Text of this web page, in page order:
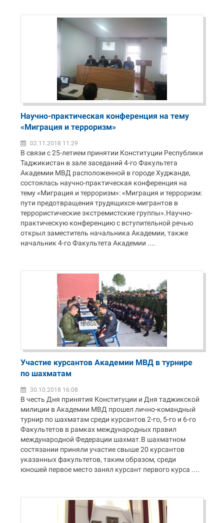
Научно-практическая конференция на тему
«Миграция и терроризм»
02.11.2018 11:29
В связи с 25-летием принятии Конституции Республики
Таджикистан в зале заседаний 4-го Факультета
Академии МВД расположенной в городе Худжанде,
состоялась научно-практическая конференция на
тему «Миграция и терроризм»: «Миграция и терроризм:
пути предотвращения трудящихся-мигрантов в
террористические экстремистские группы».Научно-
практическую конференцию с вступительной речью
открыл заместитель начальника Академии, также
начальник 4-го Факультета Академии ....
Участие курсантов Академии МВД в турнире
по шахматам
30.10.2018 16:08
В честь Дня принятия Конституции и Дня таджикской
милиции в Академии МВД прошел лично-командный
турнир по шахматам среди курсантов 2-го, 5-го и 6-го
Факультетов в рамках международных правил
международной Федерации шахмат.В шахматном
состязании приняли участие свыше 20 курсантов
указанных факультетов, таким образом, среди
юношей первое место занял курсант первого курса ....